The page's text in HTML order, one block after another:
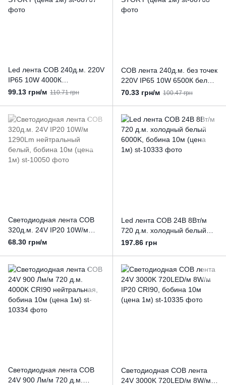
Led лента COB 240д.м. 220V
IP65 10W 4000К
нейтральный белый LED
99.13 грн/м 110.71 грн
COB лента 240д.м. без точек
220V IP65 10W 6500К белый
холодный LED STORY (цена
70.33 грн/м 100.47 грн
Светодиодная лента COB
320д.м. 24V IP20 10W/м
1290Lm нейтральный
68.30 грн/м
Led лента COB 24В 8Вт/м
720 д.м. холодный белый
6000K, бобина 10м (цена
197.86 грн
Светодиодная лента COB
24V 900 Лм/м 720 д.м.
Светодиодная COB лента
24V 3000K 720LED/м 8W/м